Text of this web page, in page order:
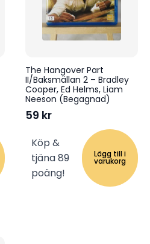
The Hangover Part
II/Baksmällan 2 – Bradley
Cooper, Ed Helms, Liam
Neeson (Begagnad)
59 kr
Köp &
tjäna 89
poäng!
Lägg till i
varukorg